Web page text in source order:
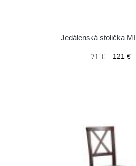
Jedálenská stolička
71 € 121 €